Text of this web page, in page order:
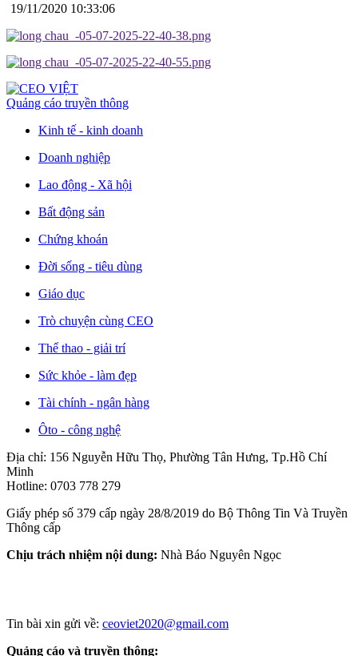
19/11/2020 10:33:06
Quảng cáo truyền thông
Kinh tế - kinh doanh
Doanh nghiệp
Lao động - Xã hội
Bất động sản
Chứng khoán
Đời sống - tiêu dùng
Giáo dục
Trò chuyện cùng CEO
Thể thao - giải trí
Sức khỏe - làm đẹp
Tài chính - ngân hàng
Ôto - công nghệ
Địa chỉ: 156 Nguyễn Hữu Thọ, Phường Tân Hưng, Tp.Hồ Chí
Minh
Hotline: 0703 778 279
Giấy phép số 379 cấp ngày 28/8/2019 do Bộ Thông Tin Và Truyền
Thông cấp
Chịu trách nhiệm nội dung: Nhà Báo Nguyên Ngọc
Tin bài xin gửi về: ceoviet2020@gmail.com
Quảng cáo và truyền thông: